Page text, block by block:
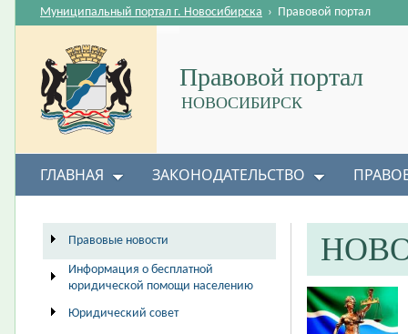
Правовой портал
НОВОСИБИРСК
Муниципальный портал г. Новосибирска › Правовой портал
ГЛАВНАЯ ЗАКОНОДАТЕЛЬСТВО
Правовые новости
Информация о бесплатной
юридической помощи населению
Юридический совет